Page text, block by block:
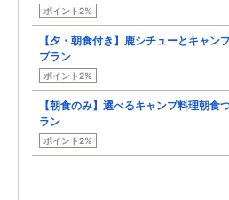
ポイント2%
【夕・朝食付き】鹿シチューとキャン
プラン
ポイント2%
【朝食のみ】選べるキャンプ料理朝食
ラン
ポイント2%